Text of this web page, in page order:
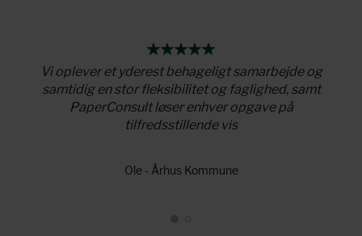
Vi oplever et yderest behageligt samarbejde og
samtidig en stor fleksibilitet og faglighed, samt
PaperConsult løser enhver opgave på
tilfredsstillende vis
Ole - Århus Kommune